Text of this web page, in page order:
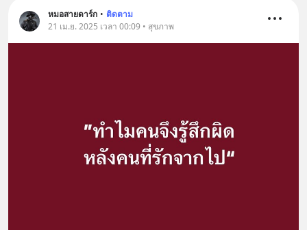
หมอสายดาร์ก • ติดตาม
21 เม.ย. 2025 เวลา 00:09 • สุขภาพ